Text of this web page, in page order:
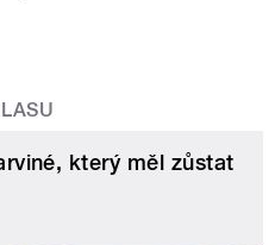
který měl zůstat